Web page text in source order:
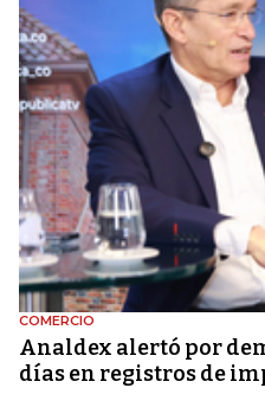
COMERCIO
Analdex alertó por
días en registros de